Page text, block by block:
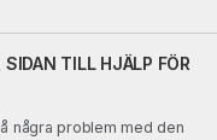
SIDAN TILL HJÄLP FÖR
några problem med den